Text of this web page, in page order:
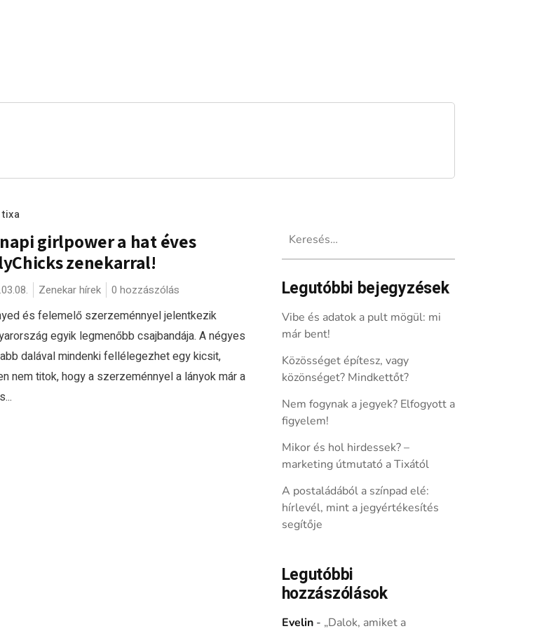
tixa
girlpower a hat éves
zenekarral!
Zenekar hírek 0 hozzászólás
és felemelő szerzeménnyel jelentkezik
egyik legmenőbb csajbandája. A négyes
dalával mindenki fellélegezhet egy kicsit,
nem titok, hogy a szerzeménnyel a lányok már a
Legutóbbi bejegyzések
Vibe és adatok a pult mögül: mi
már bent!
Közösséget építesz, vagy
közönséget? Mindkettőt?
Nem fogynak a jegyek? Elfogyott a
figyelem!
Mikor és hol hirdessek? –
marketing útmutató a Tixától
A postaládából a színpad elé:
hírlevél, mint a jegyértékesítés
segítője
Legutóbbi
hozzászólások
Evelin- „Dalok, amiket a